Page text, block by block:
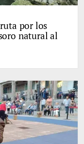
por los
natural al